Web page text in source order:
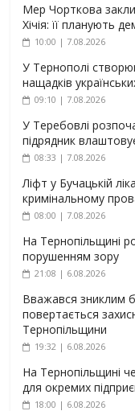
Мер Чорткова
Хічія: її планують
10:00 | 7.08.2026
У Тернополі
нащадків
09:10 | 7.08.2026
У Теребовлі
підрядник
08:33 | 7.08.2026
Ліфт у Бучацькій
кримінальному
08:00 | 7.08.2026
На Тернопільщині
порушенням зору
21:08 | 6.08.2026
Вважався зниклим
повертається
Тернопільщини
19:32 | 6.08.2026
На Тернопільщині
для окремих
18:00 | 6.08.2026